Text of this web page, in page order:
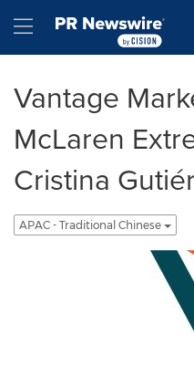
Hamburger menu
Vantage
McLaren
Cristina
APAC - Traditional Chinese